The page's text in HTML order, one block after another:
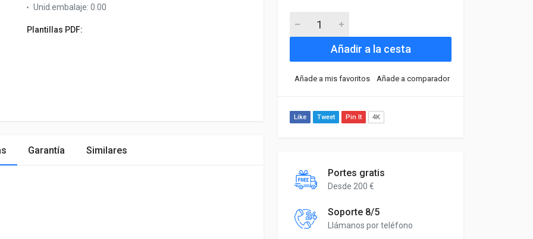
Unid.embalaje: 0.00
Plantillas PDF:
Añadir a la cesta
Añade a mis favoritos Añade a comparador
Like Tweet Pin It 4K
Portes gratis
Desde 200 €
Soporte 8/5
Llámanos por teléfono
Garantía Similares